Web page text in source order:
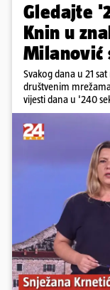
Gledajte
Knin u
Milanović
Svakog dana u 21
društvenim
vijesti dana u '240
Krnetić: Hrvatska je
privuklo ignoriranje
Andreja Plenkovića
braniteljskim
upozorenjima
smanjenju